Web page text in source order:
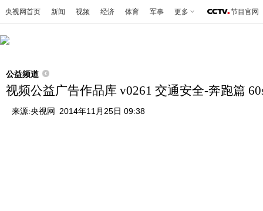
央视网首页 新闻 视频 经济 体育 军事 更多 节目官网
公益频道
视频公益广告作品库 v0261 交通安全-奔跑篇
来源:央视网 2014年11月25日 09:38